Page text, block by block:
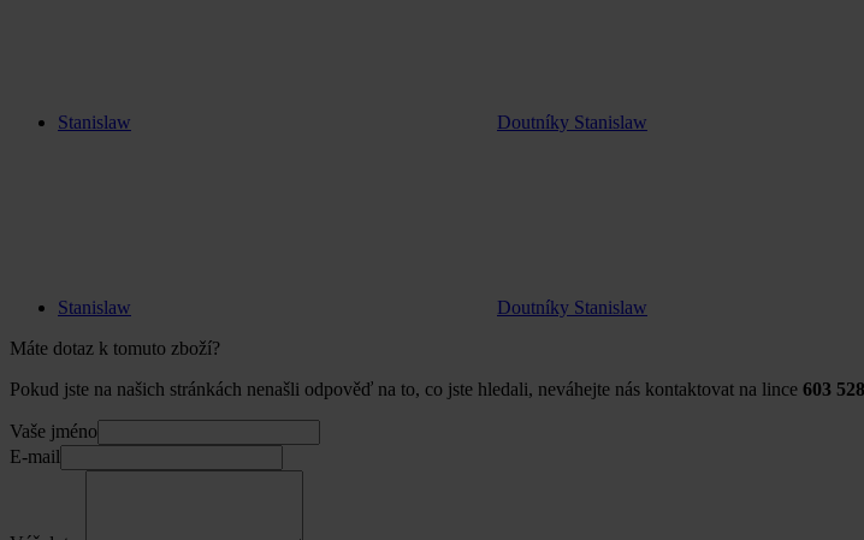
Stanislaw Doutníky Stanislaw
Stanislaw Doutníky Stanislaw
Máte dotaz k tomuto zboží?
Pokud jste na našich stránkách nenašli odpověď na to, co jste hledali, neváhejte nás kontaktovat na lince 603
Vaše jméno
E-mail